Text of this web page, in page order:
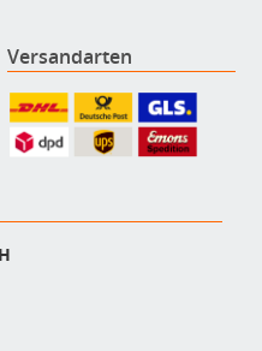
Versandarten